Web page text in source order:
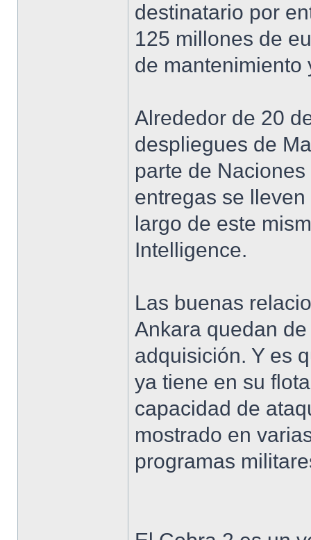
destinatario por
125 millones de
de mantenimiento
Alrededor de 20
despliegues de
parte de
entregas se
largo de este
Intelligence.
Las buenas
Ankara quedan
adquisición. Y es
ya tiene en su
capacidad de
mostrado en
programas